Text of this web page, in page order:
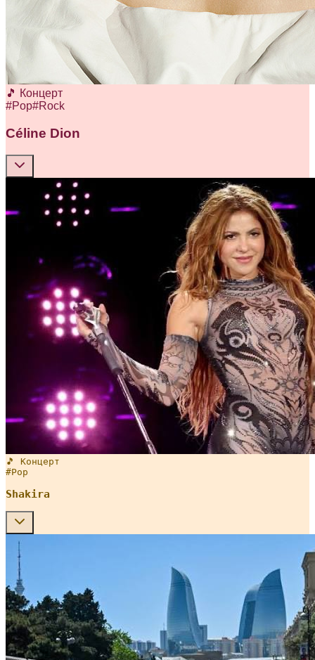
🎵 Концерт
#Pop#Rock
Céline Dion
🎵 Концерт
#Pop
Shakira